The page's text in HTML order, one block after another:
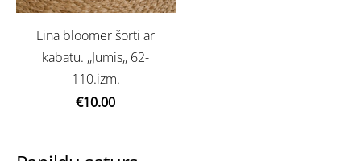
Lina bloomer šorti ar
kabatu. ,,Jumis,, 62-
110.izm.
€10.00